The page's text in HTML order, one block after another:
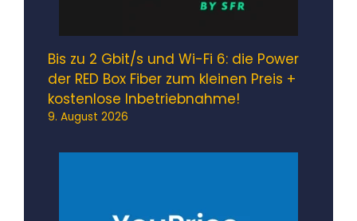
Bis zu 2 Gbit/s und Wi-Fi 6: die Power
der RED Box Fiber zum kleinen Preis +
kostenlose Inbetriebnahme!
9. August 2026